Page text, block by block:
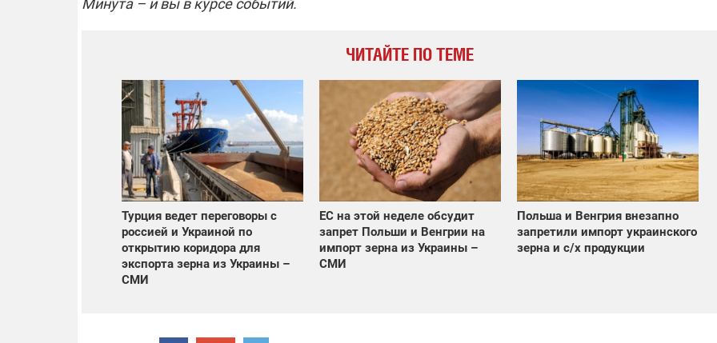
Минута – и вы в курсе событий.
ЧИТАЙТЕ ПО ТЕМЕ
Турция ведет переговоры с
россией и Украиной по
открытию коридора для
экспорта зерна из Украины –
СМИ
ЕС на этой неделе обсудит
запрет Польши и Венгрии на
импорт зерна из Украины –
СМИ
Польша и Венгрия внезапно
запретили импорт украинского
зерна и с/х продукции